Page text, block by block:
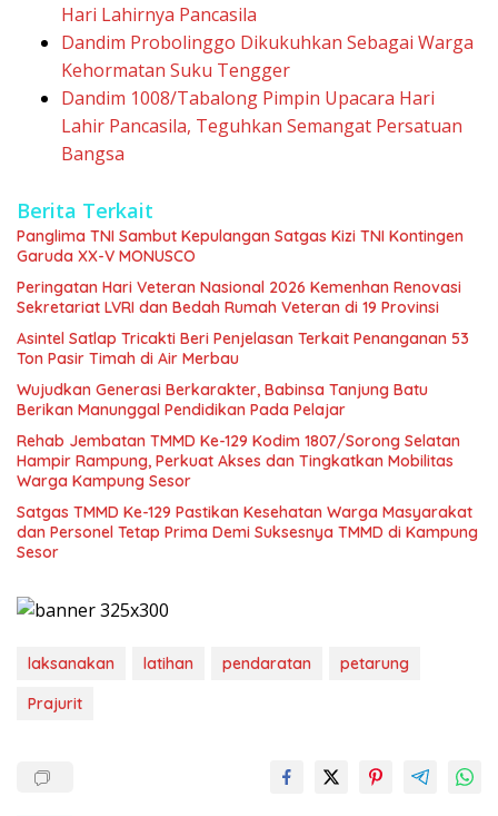
Hari Lahirnya Pancasila
Dandim Probolinggo Dikukuhkan Sebagai Warga
Kehormatan Suku Tengger
Dandim 1008/Tabalong Pimpin Upacara Hari
Lahir Pancasila, Teguhkan Semangat Persatuan
Bangsa
Berita Terkait
Panglima TNI Sambut Kepulangan Satgas Kizi TNI Kontingen
Garuda XX-V MONUSCO
Peringatan Hari Veteran Nasional 2026 Kemenhan Renovasi
Sekretariat LVRI dan Bedah Rumah Veteran di 19 Provinsi
Asintel Satlap Tricakti Beri Penjelasan Terkait Penanganan 53
Ton Pasir Timah di Air Merbau
Wujudkan Generasi Berkarakter, Babinsa Tanjung Batu
Berikan Manunggal Pendidikan Pada Pelajar
Rehab Jembatan TMMD Ke-129 Kodim 1807/Sorong Selatan
Hampir Rampung, Perkuat Akses dan Tingkatkan Mobilitas
Warga Kampung Sesor
Satgas TMMD Ke-129 Pastikan Kesehatan Warga Masyarakat
dan Personel Tetap Prima Demi Suksesnya TMMD di Kampung
Sesor
laksanakan latihan pendaratan
petarung
Prajurit